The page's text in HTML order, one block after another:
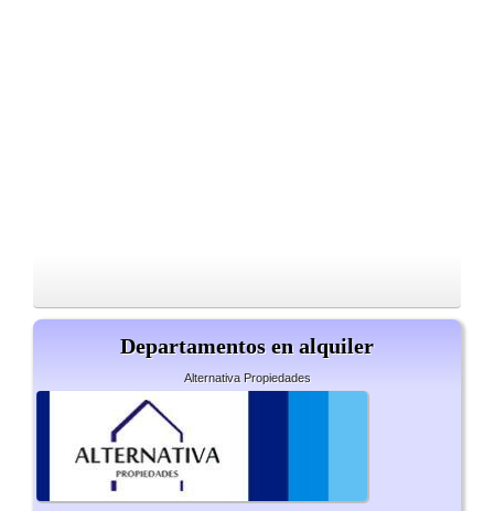
Departamentos en alquiler
Alternativa Propiedades